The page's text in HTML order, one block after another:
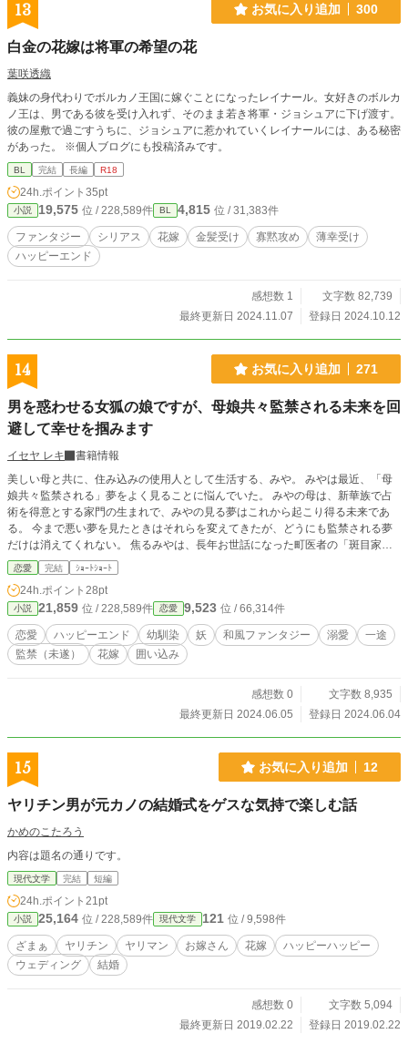
13 お気に入り追加 300
白金の花嫁は将軍の希望の花
葉咲透織
義妹の身代わりでボルカノ王国に嫁ぐことになったレイナール。女好きのボルカ
ノ王は、男である彼を受け入れず、そのまま若き将軍・ジョシュアに下げ渡す。
彼の屋敷で過ごすうちに、ジョシュアに惹かれていくレイナールには、ある秘密
があった。 ※個人ブログにも投稿済みです。
BL 完結 長編 R18
24h.ポイント 35pt
小説 19,575 位 / 228,589件 BL 4,815 位 / 31,383件
ファンタジー シリアス 花嫁 金髪受け 寡黙攻め
薄幸受け
ハッピーエンド
感想数 1
文字数 82,739
最終更新日 2024.11.07
登録日 2024.10.12
14 お気に入り追加 271
男を惑わせる女狐の娘ですが、母娘共々監禁される未来を回
避して幸せを掴みます
イセヤ レキ
書籍情報
美しい母と共に、住み込みの使用人として生活する、みや。 みやは最近、「母
娘共々監禁される」夢をよく見ることに悩んでいた。 みやの母は、新華族で占
術を得意とする家門の生まれで、みやの見る夢はこれから起こり得る未来であ
る。 今まで悪い夢を見たときはそれらを変えてきたが、どうにも監禁される夢
だけは消えてくれない。 焦るみやは、長年お世話になった町医者の「斑目家」
恋愛 完結 ｼｮｰﾄｼｮｰﾄ
24h.ポイント 28pt
小説 21,859 位 / 228,589件 恋愛 9,523 位 / 66,314件
恋愛 ハッピーエンド 幼馴染 妖 和風ファンタジー 溺愛
一途
監禁（未遂）
花嫁 囲い込み
感想数 0
文字数 8,935
最終更新日 2024.06.05
登録日 2024.06.04
15 お気に入り追加 12
ヤリチン男が元カノの結婚式をゲスな気持で楽しむ話
かめのこたろう
内容は題名の通りです。
現代文学 完結 短編
24h.ポイント 21pt
小説 25,164 位 / 228,589件 現代文学 121 位 / 9,598件
ざまぁ ヤリチン ヤリマン お嫁さん 花嫁
ハッピーハッピー
ウェディング
結婚
感想数 0
文字数 5,094
最終更新日 2019.02.22
登録日 2019.02.22